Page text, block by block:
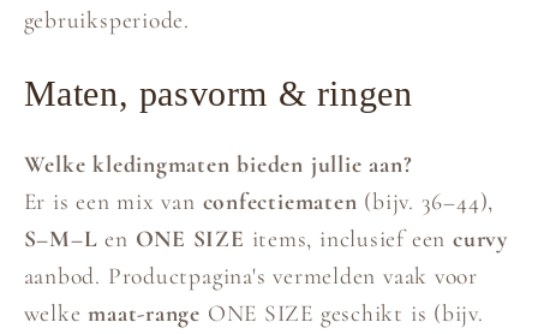
gebruiksperiode.
Maten, pasvorm & ringen
Welke kledingmaten bieden jullie aan?
Er is een mix van confectiematen (bijv. 36–44),
S–M–L en ONE SIZE items, inclusief een curvy
aanbod. Productpagina's vermelden vaak voor
welkemaat-range ONE SIZE geschikt is (bijv.